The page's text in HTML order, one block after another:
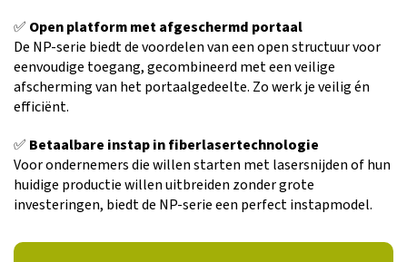
✅ Open platform met afgeschermd portaal
De NP-serie biedt de voordelen van een open structuur voor
eenvoudige toegang, gecombineerd met een veilige
afscherming van het portaalgedeelte. Zo werk je veilig én
efficiënt.
✅ Betaalbare instap in fiberlasertechnologie
Voor ondernemers die willen starten met lasersnijden of hun
huidige productie willen uitbreiden zonder grote
investeringen, biedt de NP-serie een perfect instapmodel.